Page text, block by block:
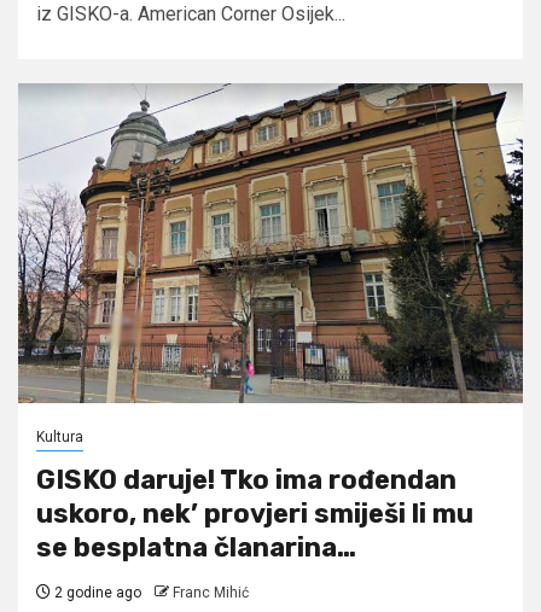
iz GISKO-a. American Corner Osijek...
Kultura
GISKO daruje! Tko ima rođendan
uskoro, nek’ provjeri smiješi li mu
se besplatna članarina…
2 godine ago Franc Mihić